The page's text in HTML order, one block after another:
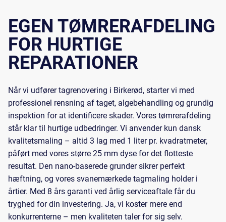
EGEN TØMRERAFDELING
FOR HURTIGE
REPARATIONER
Når vi udfører tagrenovering i Birkerød, starter vi med
professionel rensning af taget, algebehandling og grundig
inspektion for at identificere skader. Vores tømrerafdeling
står klar til hurtige udbedringer. Vi anvender kun dansk
kvalitetsmaling – altid 3 lag med 1 liter pr. kvadratmeter,
påført med vores større 25 mm dyse for det flotteste
resultat. Den nano-baserede grunder sikrer perfekt
hæftning, og vores svanemærkede tagmaling holder i
årtier. Med 8 års garanti ved årlig serviceaftale får du
tryghed for din investering. Ja, vi koster mere end
konkurrenterne – men kvaliteten taler for sig selv.